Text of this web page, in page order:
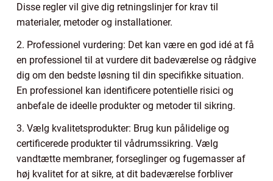
Disse regler vil give dig retningslinjer for krav til
materialer, metoder og installationer.
2. Professionel vurdering: Det kan være en god idé at få
en professionel til at vurdere dit badeværelse og rådgive
dig om den bedste løsning til din specifikke situation.
En professionel kan identificere potentielle risici og
anbefale de ideelle produkter og metoder til sikring.
3. Vælg kvalitetsprodukter: Brug kun pålidelige og
certificerede produkter til vådrumssikring. Vælg
vandtætte membraner, forseglinger og fugemasser af
høj kvalitet for at sikre, at dit badeværelse forbliver